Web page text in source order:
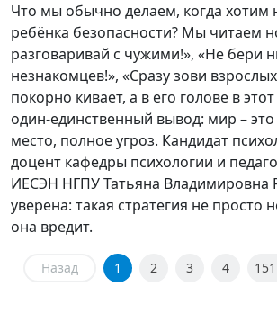
Что мы обычно делаем, когда хотим
ребёнка безопасности? Мы читаем
разговаривай с чужими!», «Не бери
незнакомцев!», «Сразу зови
покорно кивает, а в его голове в
один-единственный вывод: мир –
место, полное угроз. Кандидат
доцент кафедры психологии и
ИЕСЭН НГПУ Татьяна Владимировна
уверена: такая стратегия не просто
она вредит.
Назад 1 2 3 4